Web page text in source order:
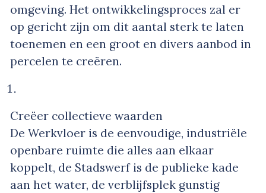
omgeving. Het ontwikkelingsproces zal er
op gericht zijn om dit aantal sterk te laten
toenemen en een groot en divers aanbod in
percelen te creëren.
Creëer collectieve waarden
De Werkvloer is de eenvoudige, industriële
openbare ruimte die alles aan elkaar
koppelt, de Stadswerf is de publieke kade
aan het water, de verblijfsplek gunstig